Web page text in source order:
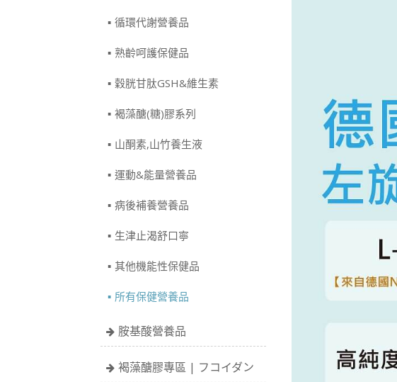
循環代謝營養品
熟齡呵護保健品
穀胱甘肽GSH&維生素
褐藻醣(糖)膠系列
山酮素,山竹養生液
運動&能量營養品
病後補養營養品
生津止渴舒口寧
其他機能性保健品
所有保健營養品
胺基酸營養品
褐藻醣膠專區 | フコイダン